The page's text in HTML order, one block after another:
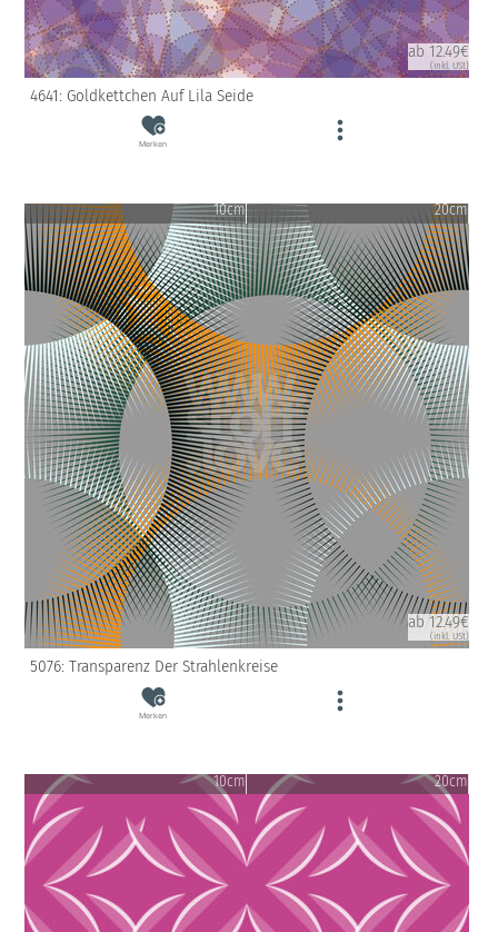
ab 12.49€
(inkl. USt)
4641: Goldkettchen Auf Lila Seide
Merken
10cm 20cm
ab 12.49€
(inkl. USt)
5076: Transparenz Der Strahlenkreise
Merken
10cm 20cm